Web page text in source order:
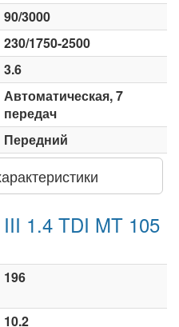
90/3000
230/1750-2500
3.6
Автоматическая, 7
передач
Передний
1.4 TDI MT 105
196
10.2